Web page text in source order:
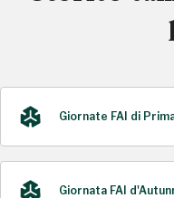
Giornate FAI di
Giornata FAI